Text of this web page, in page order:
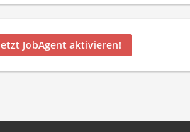
JobAgent aktivieren!